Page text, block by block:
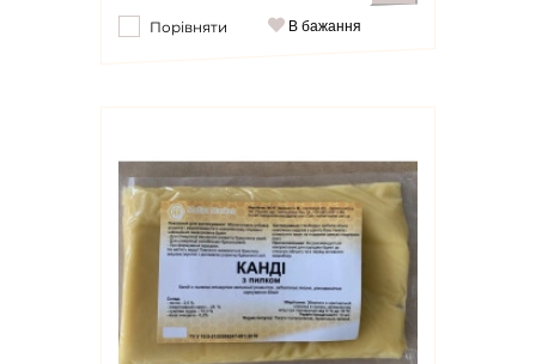
Порівняти В бажання